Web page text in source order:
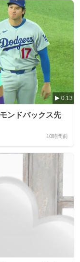
0:13
ンドバックス先
10時間前